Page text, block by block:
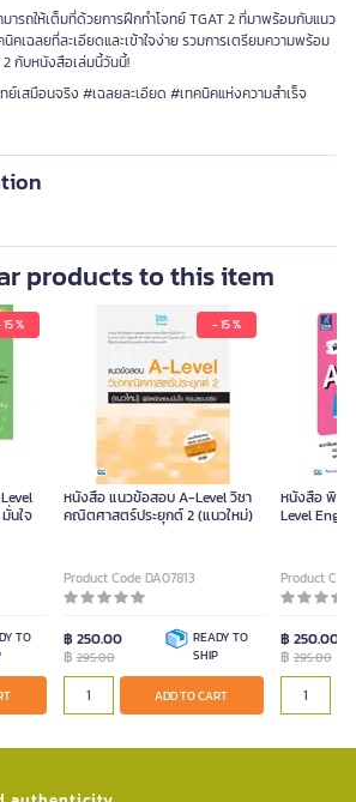
ารถให้เต็มที่ด้วยการฝึกทำโจทย์ TGAT 2 ที่มาพร้อมกับแนว
คเฉลยที่ละเอียดและเข้าใจง่าย รวมการเตรียมความพร้อม
กับหนังสือเล่มนี้วันนี้!
เสมือนจริง #เฉลยละเอียด #เทคนิคแห่งความสำเร็จ
products to this item
%
นใจ
TO
- 15 %
หนังสือ แนวข้อสอบ A-Level วิชา
คณิตศาสตร์ประยุกต์ 2 (แนวใหม่)
Product Code DA07813
฿ 250.00
฿ 295.00
READY TO
SHIP
ADD TO CART
หนังสือ พิชิต
Level
Product
฿ 250.00
฿295.00